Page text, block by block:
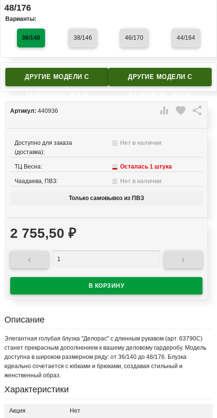
48/176
Варианты:
36/140 38/146 46/170 44/164
ДРУГИЕ МОДЕЛИ C ДРУГИЕ МОДЕЛИ C
 favorite 
Артикул: 440936
Доступно для заказа
(доставка):
Нет в наличии
ТЦ Весна: Осталась 1 штука
Чаадаева, ПВЗ: Нет в наличии
Только самовывоз из ПВЗ
2 755,50 ₽
 
Описание
Элегантная голубая блузка "Делорас" с длинным рукавом (арт. 63790С)
станет прекрасным дополнением к вашему деловому гардеробу. Модель
доступна в широком размерном ряду: от 36/140 до 48/176. Блузка
идеально сочетается с юбками и брюками, создавая стильный и
женственный образ.
Характеристики
Акция Нет